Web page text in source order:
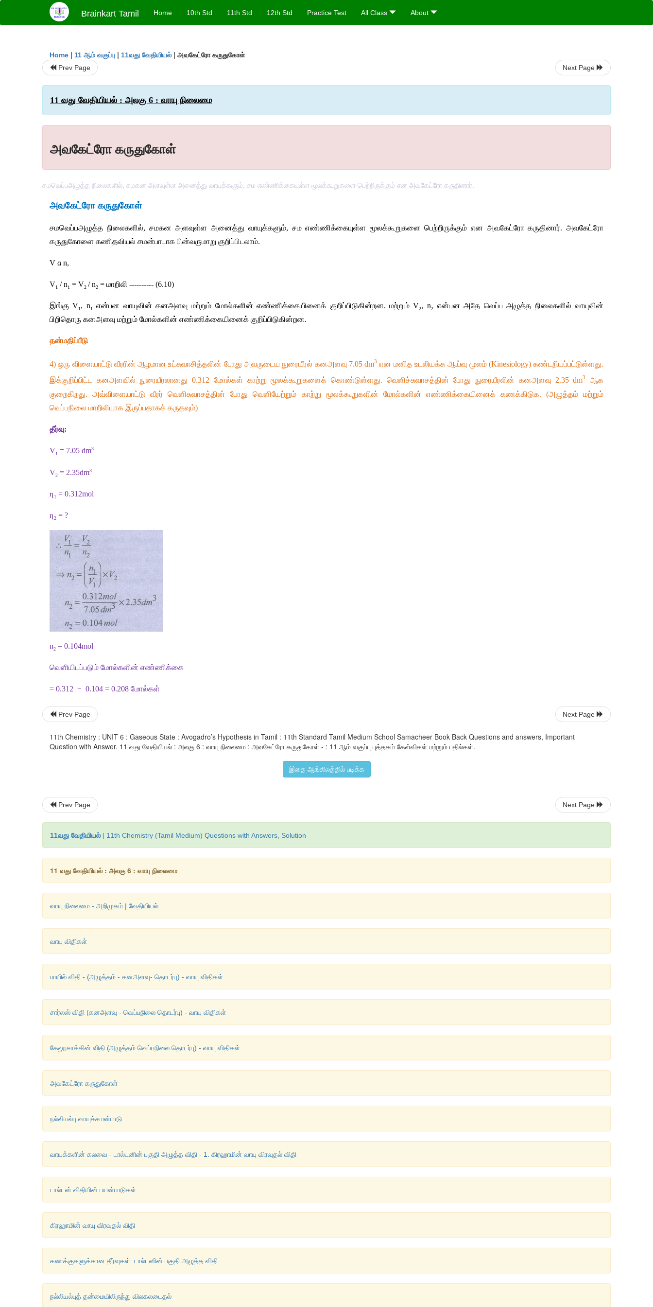
Brainkart Tamil Home 10th Std 11th Std 12th Std Practice Test All Class About
Home | 11 ஆம் வகுப்பு | 11வது வேதியியல் | அவகேட்ரோ கருதுகோள்
Prev Page Next Page
11 வது வேதியியல் : அலகு 6 : வாயு நிலைமை
அவகேட்ரோ கருதுகோள்
சமவெப்பஅழுத்த நிலைகளில், சமகன அளவுள்ள அனைத்து வாயுக்களும், சம எண்ணிக்கையுள்ள மூலக்கூறுகளை பெற்றிருக்கும் என அவகேட்ரோ கருதினார்.
அவகேட்ரோ கருதுகோள்
சமவெப்பஅழுத்த நிலைகளில், சமகன அளவுள்ள அனைத்து வாயுக்களும், சம எண்ணிக்கையுள்ள மூலக்கூறுகளை பெற்றிருக்கும் என அவகேட்ரோ கருதினார். அவகேட்ரோ
கருதுகோளை கணிதவியல் சமன்பாடாக பின்வருமாறு குறிப்பிடலாம்.
V α n,
V1 / n1 = V2 / n2 = மாறிலி ---------- (6.10)
இங்கு V1, n1 என்பன வாயுவின் கனஅளவு மற்றும் மோல்களின் எண்ணிக்கையினைக் குறிப்பிடுகின்றன. மற்றும் V2, n2 என்பன அதே வெப்ப அழுத்த நிலைகளில் வாயுவின்
பிறிதொரு கனஅளவு மற்றும் மோல்களின் எண்ணிக்கையினைக் குறிப்பிடுகின்றன.
தன்மதிப்பீடு
4) ஒரு விளையாட்டு வீரரின் ஆழமான உட்சுவாசித்தலின் போது அவருடைய நுரையீரல் கனஅளவு 7.05 dm3 என மனித உடலியக்க ஆய்வு மூலம் (Kinesiology) கண்டறியப்பட்டுள்ளது
இக்குறிப்பிட்ட
கனஅளவில் நுரையீரலானது 0.312 மோல்கள் காற்று மூலக்கூறுகளைக் கொண்டுள்ளது. வெளிச்சுவாசத்தின் போது நுரையீரலின் கனஅளவு 2.35 dm3
ஆக
குறைகிறது. அவ்விளையாட்டு வீரர் வெளிசுவாசத்தின் போது வெளியேற்றும் காற்று மூலக்கூறுகளின் மோல்களின் எண்ணிக்கையினைக் கணக்கிடுக. (அழுத்தம் மற்றும்
வெப்பநிலை மாறிலியாக இருப்பதாகக் கருதவும்)
தீர்வு:
V1 = 7.05 dm3
V2 = 2.35dm3
ղ 1 = 0.312mol
ղ2 = ?
n2 = 0.104mol
வெளியிடப்படும் மோல்களின் எண்ணிக்கை
= 0.312  −  0.104 = 0.208 மோல்கள்
Prev Page Next Page
11th Chemistry : UNIT 6 : Gaseous State : Avogadro’s Hypothesis in Tamil : 11th Standard Tamil Medium School Samacheer Book Back Questions and answers, Important
Question with Answer. 11 வது வேதியியல் : அலகு 6 : வாயு நிலைமை : அவகேட்ரோ கருதுகோள் - : 11 ஆம் வகுப்பு புத்தகம் கேள்விகள் மற்றும் பதில்கள்.
இதை ஆங்கிலத்தில் படிக்க
Prev Page Next Page
11வது வேதியியல் | 11th Chemistry (Tamil Medium) Questions with Answers, Solution
11 வது வேதியியல் : அலகு 6 : வாயு நிலைமை
வாயு நிலைமை - அறிமுகம் | வேதியியல்
வாயு விதிகள்
பாயில் விதி - (அழுத்தம் - கனஅளவு- தொடர்பு) - வாயு விதிகள்
சார்லஸ் விதி (கனஅளவு - வெப்பநிலை தொடர்பு) - வாயு விதிகள்
கேலூசாக்கின் விதி (அழுத்தம் வெப்பநிலை தொடர்பு) - வாயு விதிகள்
அவகேட்ரோ கருதுகோள்
நல்லியல்பு வாயுச்சமன்பாடு
வாயுக்களின் கலவை - டால்டனின் பகுதி அழுத்த விதி - 1. கிரஹாமின் வாயு விரவுதல் விதி
டால்டன் விதியின் பயன்பாடுகள்
கிரஹாமின் வாயு விரவுதல் விதி
கணக்குகளுக்கான தீர்வுகள்: டால்டனின் பகுதி அழுத்த விதி
நல்லியல்புத் தன்மையிலிருந்து விலகலடைதல்